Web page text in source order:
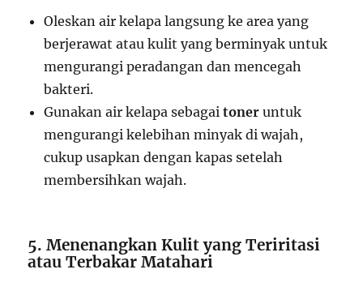
Oleskan air kelapa langsung ke area yang
berjerawat atau kulit yang berminyak untuk
mengurangi peradangan dan mencegah
bakteri.
Gunakan air kelapa sebagaitoner untuk
mengurangi kelebihan minyak di wajah,
cukup usapkan dengan kapas setelah
membersihkan wajah.
5. Menenangkan Kulit yang Teriritasi
atau Terbakar Matahari